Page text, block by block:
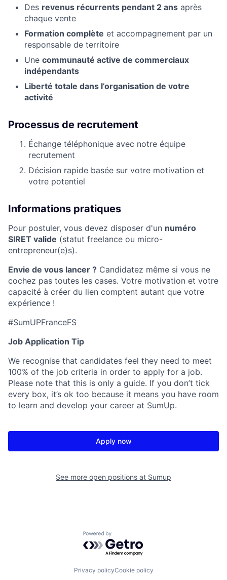
Des revenus récurrents pendant 2 ans après
chaque vente
Formation complète et accompagnement par un
responsable de territoire
Une communauté active de commerciaux
indépendants
Liberté totale dans l’organisation de votre
activité
Processus de recrutement
Échange téléphonique avec notre équipe
recrutement
Décision rapide basée sur votre motivation et
votre potentiel
Informations pratiques
Pour postuler, vous devez disposer d'un numéro
SIRET valide (statut freelance ou micro-
entrepreneur(e)s).
Envie de vous lancer ? Candidatez même si vous ne
cochez pas toutes les cases. Votre motivation et votre
capacité à créer du lien comptent autant que votre
expérience !
#SumUPFranceFS
Job Application Tip
We recognise that candidates feel they need to meet
100% of the job criteria in order to apply for a job.
Please note that this is only a guide. If you don’t tick
every box, it’s ok too because it means you have room
to learn and develop your career at SumUp.
Apply now
See more open positions at Sumup
Powered by Getro.com
Privacy policyCookie policy